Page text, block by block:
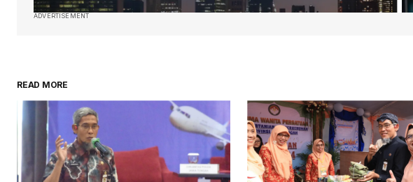
ADVERTISEMENT
READ MORE